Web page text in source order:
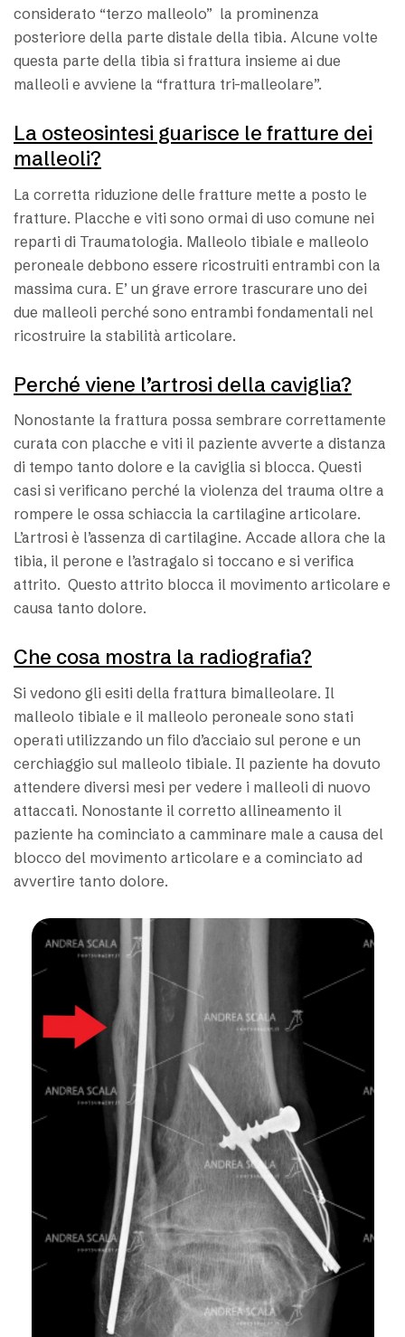
considerato “terzo malleolo” la prominenza
posteriore della parte distale della tibia. Alcune volte
questa parte della tibia si frattura insieme ai due
malleoli e avviene la “frattura tri-malleolare”.
La osteosintesi guarisce le fratture dei
malleoli?
La corretta riduzione delle fratture mette a posto le
fratture. Placche e viti sono ormai di uso comune nei
reparti di Traumatologia. Malleolo tibiale e malleolo
peroneale debbono essere ricostruiti entrambi con la
massima cura. E’ un grave errore trascurare uno dei
due malleoli perché sono entrambi fondamentali nel
ricostruire la stabilità articolare.
Perché viene l’artrosi della caviglia?
Nonostante la frattura possa sembrare correttamente
curata con placche e viti il paziente avverte a distanza
di tempo tanto dolore e la caviglia si blocca. Questi
casi si verificano perché la violenza del trauma oltre a
rompere le ossa schiaccia la cartilagine articolare.
L’artrosi è l’assenza di cartilagine. Accade allora che la
tibia, il perone e l’astragalo si toccano e si verifica
attrito. Questo attrito blocca il movimento articolare e
causa tanto dolore.
Che cosa mostra la radiografia?
Si vedono gli esiti della frattura bimalleolare. Il
malleolo tibiale e il malleolo peroneale sono stati
operati utilizzando un filo d’acciaio sul perone e un
cerchiaggio sul malleolo tibiale. Il paziente ha dovuto
attendere diversi mesi per vedere i malleoli di nuovo
attaccati. Nonostante il corretto allineamento il
paziente ha cominciato a camminare male a causa del
blocco del movimento articolare e a cominciato ad
avvertire tanto dolore.